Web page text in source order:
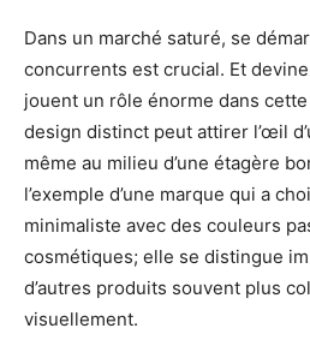
Dans un marché saturé, se
concurrents est crucial. Et
jouent un rôle énorme dans
design distinct peut attirer l’œil
même au milieu d’une étagère
l’exemple d’une marque qui a
minimaliste avec des couleurs
cosmétiques; elle se distingue
d’autres produits souvent plus
visuellement.